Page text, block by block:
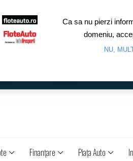
Finanţare Piaţa Auto
Ca sa nu pierzi
domeniu,
NU,